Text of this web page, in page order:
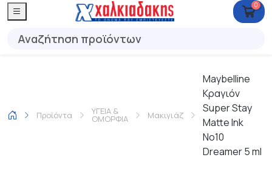
0
Προϊόντα ΥΓΕΙΑ &
ΟΜΟΡΦΙΑ Μακιγιάζ
Maybelline
Κραγιόν
Super Stay
Matte Ink
No10
Dreamer 5 ml